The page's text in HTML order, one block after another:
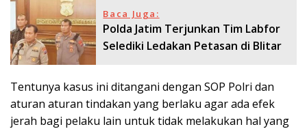
Baca Juga:
Polda Jatim Terjunkan Tim Labfor
Selediki Ledakan Petasan di Blitar
Tentunya kasus ini ditangani dengan SOP Polri dan
aturan aturan tindakan yang berlaku agar ada efek
jerah bagi pelaku lain untuk tidak melakukan hal yang